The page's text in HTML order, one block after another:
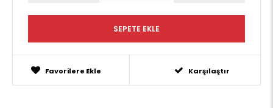
Favorilere Ekle Karşılaştır